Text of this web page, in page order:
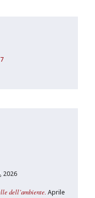
2026
dell’ambiente. Aprile